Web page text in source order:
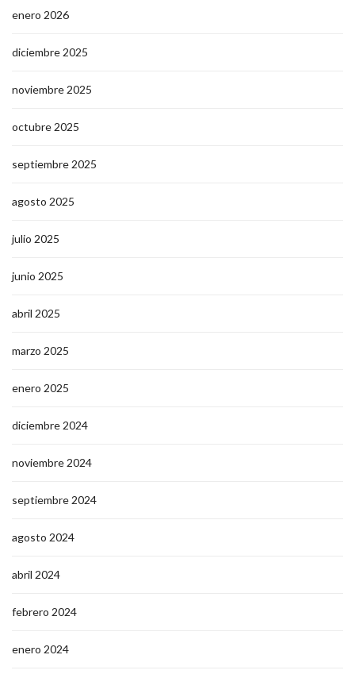
enero 2026
diciembre 2025
noviembre 2025
octubre 2025
septiembre 2025
agosto 2025
julio 2025
junio 2025
abril 2025
marzo 2025
enero 2025
diciembre 2024
noviembre 2024
septiembre 2024
agosto 2024
abril 2024
febrero 2024
enero 2024